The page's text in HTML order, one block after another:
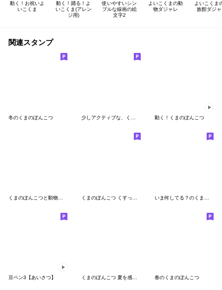
動く！お祝いよ
いこくま
動く！踊る！よ
いこくま(アレン
ジ用)
使いやすいシン
プルな線画の絵
文字2
よいこくまの動
物ダジャレ
よいこくま
族館ダジ
関連スタンプ
冬のくまのぽんこつ 少しアクティブな、くまのぽんこつ 動く！くまのぽんこつ
豆ペン3【あいさつ】 春のくまのぽんこつ